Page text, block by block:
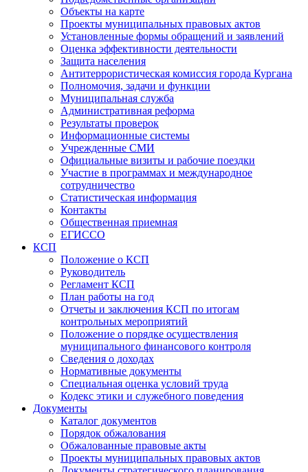
Объекты на карте
Проекты муниципальных правовых актов
Установленные формы обращений и заявлений
Оценка эффективности деятельности
Защита населения
Антитеррористическая комиссия города Кургана
Полномочия, задачи и функции
Муниципальная служба
Административная реформа
Результаты проверок
Информационные системы
Учрежденные СМИ
Официальные визиты и рабочие поездки
Участие в программах и международное
сотрудничество
Статистическая информация
Контакты
Общественная приемная
ЕГИССО
КСП
Положение о КСП
Руководитель
Регламент КСП
План работы на год
Отчеты и заключения КСП по итогам
контрольных мероприятий
Положение о порядке осуществления
муниципального финансового контроля
Сведения о доходах
Нормативные документы
Специальная оценка условий труда
Кодекс этики и служебного поведения
Документы
Каталог документов
Порядок обжалования
Обжалованные правовые акты
Проекты муниципальных правовых актов